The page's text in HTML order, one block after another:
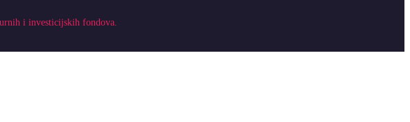
i investicijskih fondova.